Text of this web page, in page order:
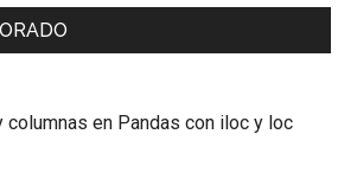
columnas en Pandas con iloc y loc